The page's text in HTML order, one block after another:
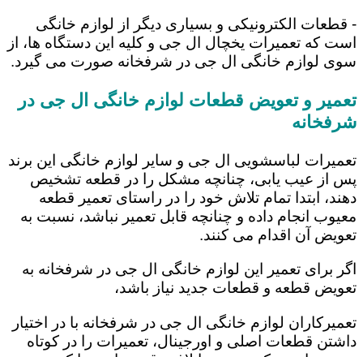
- قطعات الکترونیکی و بسیاری دیگر از لوازم خانگی
است که تعمیرات یخچال ال جی و کلیه این دستگاه ها، از
سوی لوازم خانگی ال جی در شرفخانه صورت می گیرد.
تعمیر و تعویض قطعات لوازم خانگی ال جی در
شرفخانه
تعمیرات لباسشویی ال جی و سایر لوازم خانگی این برند
پس از عیب یابی، چنانچه مشکل را در قطعه تشخیص
دهند، ابتدا تمام تلاش خود را در راستای تعمیر قطعه
معیوب انجام داده و چنانچه قابل تعمیر نباشد، نسبت به
تعویض آن اقدام می کنند.
اگر برای تعمیر این لوازم خانگی ال جی در شرفخانه به
تعویض قطعه و قطعات جدید نیاز باشد،
تعمیرکاران لوازم خانگی ال جی در شرفخانه با در اختیار
داشتن قطعات اصلی و اورجینال، تعمیرات را در کوتاه